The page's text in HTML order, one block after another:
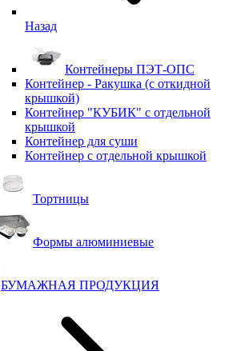
Назад
Контейнеры ПЭТ-ОПС
Контейнер - Ракушка (с откидной
крышкой)
Контейнер "КУБИК" с отдельной
крышкой
Контейнер для суши
Контейнер с отдельной крышкой
Тортницы
Формы алюминиевые
БУМАЖНАЯ ПРОДУКЦИЯ